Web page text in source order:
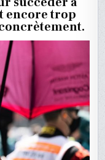
SA
encore trop